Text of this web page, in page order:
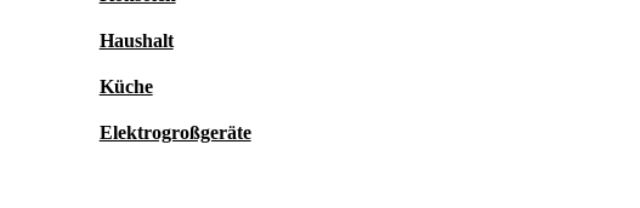
Haushalt
Küche
Elektrogroßgeräte